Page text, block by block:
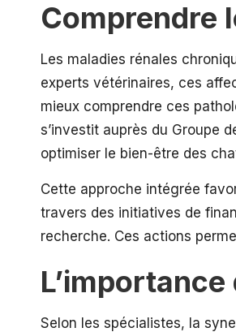
Comprendre
Les maladies rénales
experts vétérinaires, ces
mieux comprendre ces
s’investit auprès du Groupe
optimiser le bien-être des
Cette approche intégrée
travers des initiatives de
recherche. Ces actions
Selon les spécialistes, la